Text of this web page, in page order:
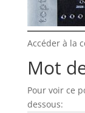
Accéder à la
Mot
Pour voir ce
dessous: